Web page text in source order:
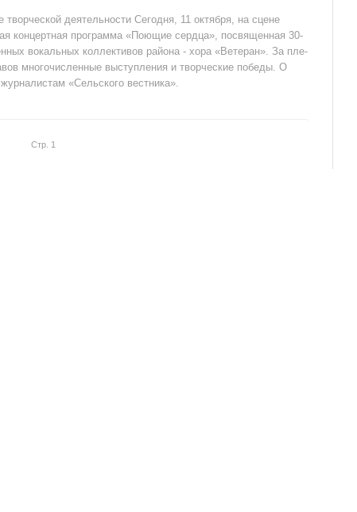
деятельности Сегодня, 11 октября, на сцене
концертная программа «Поющие сердца», посвященная 30-
вокальных коллективов района - хора «Ветеран». За пле-
многочисленные выступления и творческие победы. О
«Сельского вестника».
Стр. 1